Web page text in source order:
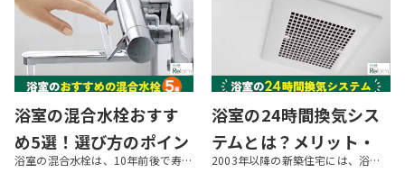
浴室の混合水栓おすす
め5選！選び方のポイン
トや流れも解説
浴室の混合水栓は、10年前後で寿命を迎えます。混合水栓が古くなって汚れが目立ったり水漏れが起こったりしたら、交換を検討しましょう。本記事では、混合水栓のおすすめ商品や、選び方でのポイント、交換の流れなどを紹介します。ぜひ...
浴室の24時間換気シス
テムとは？メリット・
デメリットや導入のポ2003年以降の新築住宅には、浴室の快適性を高める効果もある「24時間換気システム」の導入が義務化されています。リフォームやリノベーションを行う際に、24時間換気システムの入れ替えや新設を検討している方も多いでしょう。 ...